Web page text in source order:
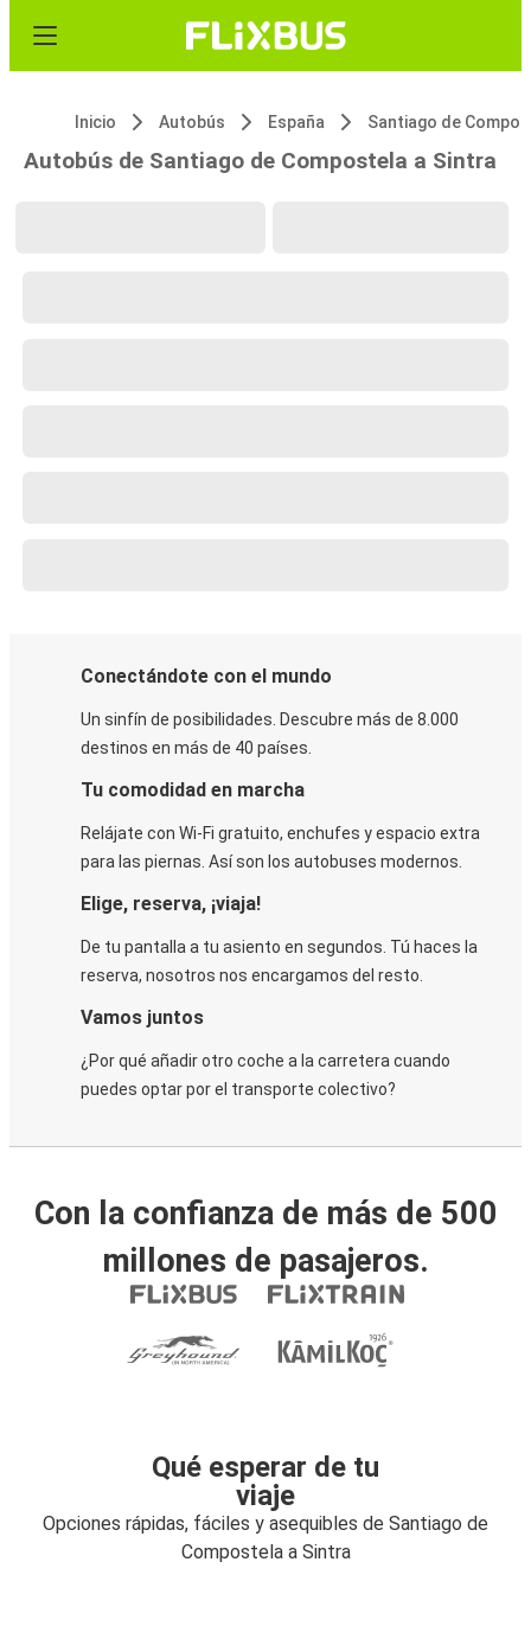
Inicio Autobús España
Autobús de Santiago de Compostela a Sintra
Conectándote con el mundo
Un sinfín de posibilidades. Descubre más de 8.000
destinos en más de 40 países.
Tu comodidad en marcha
Relájate con Wi-Fi gratuito, enchufes y espacio extra
para las piernas. Así son los autobuses modernos.
Elige, reserva, ¡viaja!
De tu pantalla a tu asiento en segundos. Tú haces la
reserva, nosotros nos encargamos del resto.
Vamos juntos
¿Por qué añadir otro coche a la carretera cuando
puedes optar por el transporte colectivo?
Con la confianza de más de 500
millones de pasajeros.
Qué esperar de tu
viaje
Opciones rápidas, fáciles y asequibles de Santiago de
Compostela a Sintra